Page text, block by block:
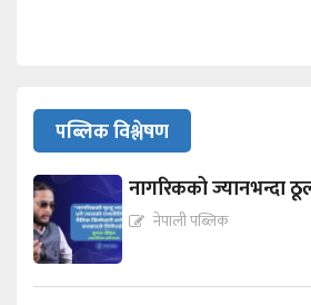
पब्लिक विश्लेषण
नागरिकको ज्यानभन्दा
नेपाली पब्लिक